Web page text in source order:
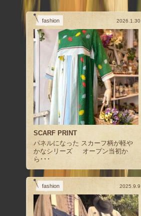
fashion 2026.1.30
SCARF PRINT
パネルになった スカーフ柄が軽や
かなシリーズ オープン当初か
ら･･･
fashion 2025.9.9